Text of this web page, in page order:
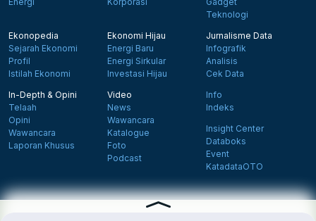
Teknologi
Ekonopedia
Sejarah Ekonomi
Profil
Istilah Ekonomi
Ekonomi Hijau
Energi Baru
Energi Sirkular
Investasi Hijau
Jurnalisme Data
Infografik
Analisis
Cek Data
In-Depth & Opini
Telaah
Opini
Wawancara
Laporan Khusus
Video
News
Wawancara
Katalogue
Foto
Podcast
Info
Indeks
Insight Center
Databoks
Event
KatadataOTO